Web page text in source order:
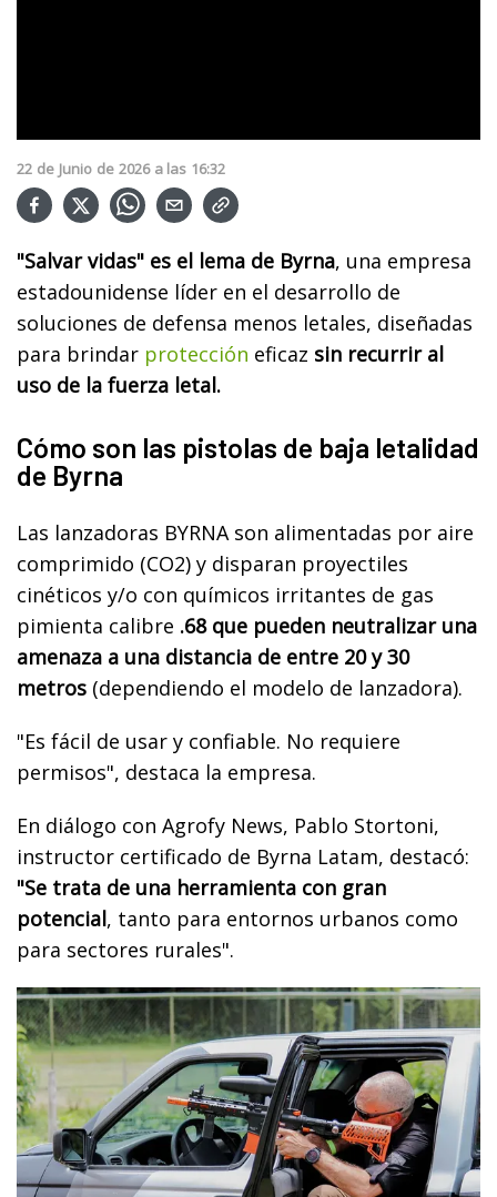
22 de Junio de 2026 a las 16:32
"Salvar vidas" es el lema de Byrna, una empresa
estadounidense líder en el desarrollo de
soluciones de defensa menos letales, diseñadas
para brindar protección eficaz sin recurrir al
uso de la fuerza letal.
Cómo son las pistolas de baja letalidad
de Byrna
Las lanzadoras BYRNA son alimentadas por aire
comprimido (CO2) y disparan proyectiles
cinéticos y/o con químicos irritantes de gas
pimienta calibre .68 que pueden neutralizar una
amenaza a una distancia de entre 20 y 30
metros (dependiendo el modelo de lanzadora).
"Es fácil de usar y confiable. No requiere
permisos", destaca la empresa.
En diálogo con Agrofy News, Pablo Stortoni,
instructor certificado de Byrna Latam, destacó:
"Se trata de una herramienta con gran
potencial, tanto para entornos urbanos como
para sectores rurales".